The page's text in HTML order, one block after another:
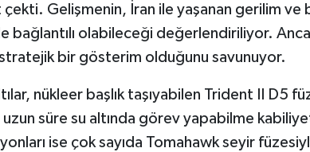
Gelişmenin, İran ile yaşanan gerilim ve
bağlantılı olabileceği değerlendiriliyor.
bir gösterim olduğunu savunuyor.
nükleer başlık taşıyabilen Trident II D5
süre su altında görev yapabilme
ise çok sayıda Tomahawk seyir